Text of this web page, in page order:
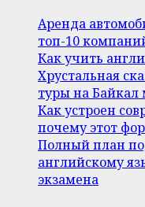
Аренда
топ-10
Как учить
Хрустальная
туры на Байкал
Как устроен
почему этот
Полный план
английскому
экзамена